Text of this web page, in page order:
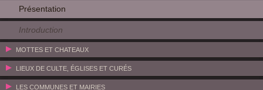
Présentation
Introduction
MOTTES ET CHATEAUX
LIEUX DE CULTE, ÉGLISES ET CURÉS
LES COMMUNES ET MAIRIES